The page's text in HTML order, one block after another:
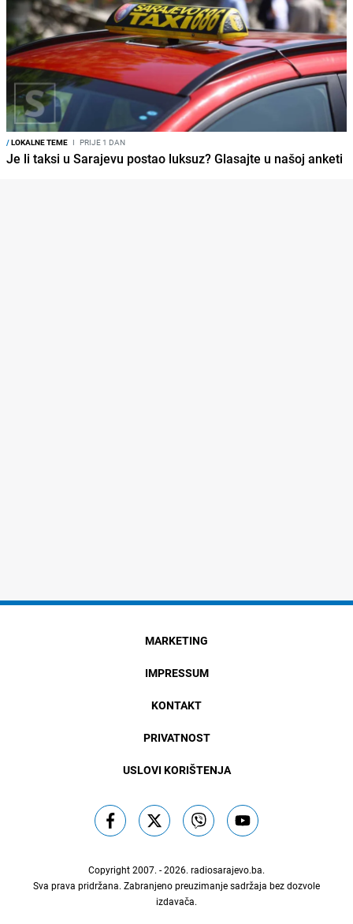
/LOKALNE TEME I PRIJE 1 DAN
Je li taksi u Sarajevu postao luksuz? Glasajte u našoj anketi
MARKETING
IMPRESSUM
KONTAKT
PRIVATNOST
USLOVI KORIŠTENJA
Copyright 2007. - 2026. radiosarajevo.ba.
Sva prava pridržana. Zabranjeno preuzimanje sadržaja bez dozvole
izdavača.